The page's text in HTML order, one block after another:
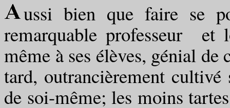
ussi bien que faire se
remarquable professeur et
même à ses élèves, génial
tard, outrancièrement
de soi-même; les moins